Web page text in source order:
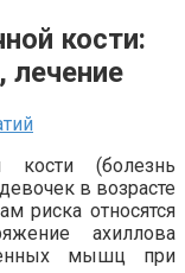
кости:
лечение
кости (болезнь
в возрасте
риска относятся
ахиллова
мышц при